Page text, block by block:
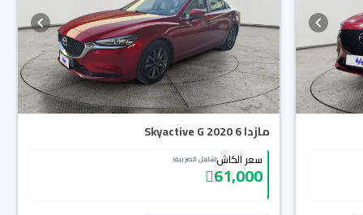
مازدا 6 Skyactive G 2020
سعر الكاش(شامل الضريبة)
61,000